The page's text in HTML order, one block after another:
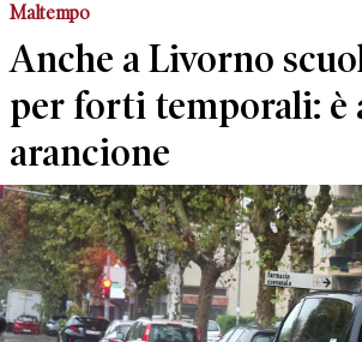
Maltempo
Anche a Livorno
per forti temporali: è
arancione